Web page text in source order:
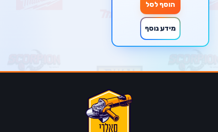
הוסף לסל
מידע נוסף